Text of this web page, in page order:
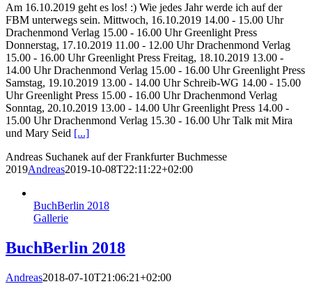
Am 16.10.2019 geht es los! :) Wie jedes Jahr werde ich auf der
FBM unterwegs sein. Mittwoch, 16.10.2019 14.00 - 15.00 Uhr
Drachenmond Verlag 15.00 - 16.00 Uhr Greenlight Press
Donnerstag, 17.10.2019 11.00 - 12.00 Uhr Drachenmond Verlag
15.00 - 16.00 Uhr Greenlight Press Freitag, 18.10.2019 13.00 -
14.00 Uhr Drachenmond Verlag 15.00 - 16.00 Uhr Greenlight Press
Samstag, 19.10.2019 13.00 - 14.00 Uhr Schreib-WG 14.00 - 15.00
Uhr Greenlight Press 15.00 - 16.00 Uhr Drachenmond Verlag
Sonntag, 20.10.2019 13.00 - 14.00 Uhr Greenlight Press 14.00 -
15.00 Uhr Drachenmond Verlag 15.30 - 16.00 Uhr Talk mit Mira
und Mary Seid [...]
Andreas Suchanek auf der Frankfurter Buchmesse
2019Andreas2019-10-08T22:11:22+02:00
BuchBerlin 2018
Gallerie
BuchBerlin 2018
Andreas2018-07-10T21:06:21+02:00